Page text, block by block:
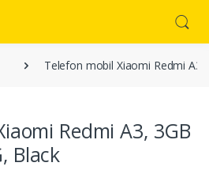
Telefon mobil Xiaomi Redmi A3,
Redmi A3, 3GB
Black